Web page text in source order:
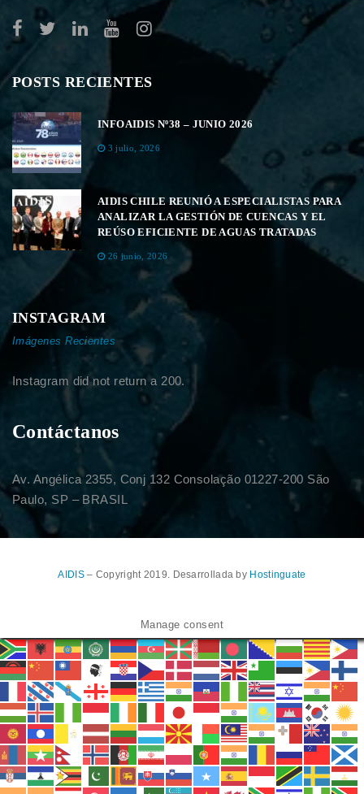
POSTS RECIENTES
INFOAIDIS Nº38 – JUNIO 2026
3 julio, 2026
AIDIS CHILE REUNIÓ A ESPECIALISTAS PARA
ANALIZAR LA GESTIÓN DE CUENCAS Y EL
REÚSO EFICIENTE DE AGUAS TRATADAS
26 junio, 2026
INSTAGRAM
Imágenes Recientes
Instagram did not return a 200.
Contáctanos
Av. Angélica 2355, Conj 132 Consolação 01227-200 São
Paulo, SP – BRASIL
AIDIS– Copyright 2019. Desarrollada by Hostinguate
Manage consent